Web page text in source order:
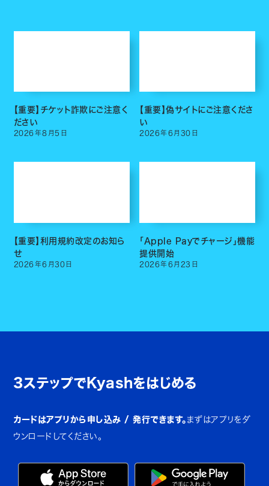
【重要】チケット詐欺にご注意く
ださい
2026年8 月 5 日
【重要】偽サイトにご注意くださ
い
2026年6月 30 日
【重要】利用規約改定のお知ら
せ
2026年6 月 30 日
「Apple Payでチャージ」機能
提供開始
2026年6 月 23 日
3ステップでKyashをはじめる
カードはアプリから申し込み / 発行できます。 まずはアプリをダ
ウンロードしてください。